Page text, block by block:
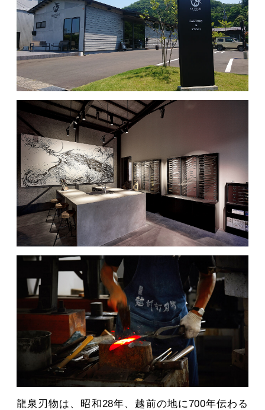
EXHIBITOR
MOVIE
ACCESS / STAY
CONTACT
龍泉刃物は、昭和28年、越前の地に700年伝わる